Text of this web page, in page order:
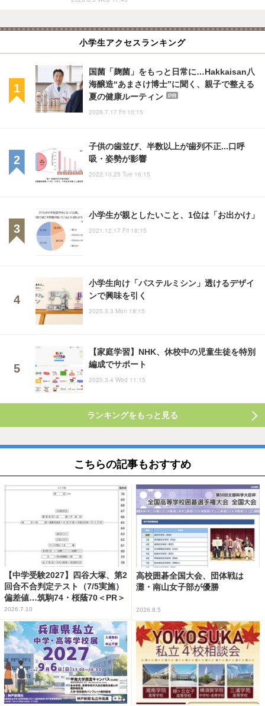
小学生アクセスランキング
国菌「麹菌」をもっと日常に…Hakkaisan八
海醸造“あまさけ博士”に聞く、親子で整える
夏の健康ルーティン
PR
2026.7.17 Fri 10:15
子供の歯並び、半数以上が歯列不正...口呼
吸・姿勢が影響
2022.10.25 Tue 16:15
小学生が親としたいこと、1位は「お出かけ」
2021.12.17 Fri 18:15
小学生向け「パステルミシン」透けるデザイ
ンで興味を引く
2025.3.3 Mon 18:15
【家庭学習】NHK、休校中の児童生徒を特別
編成でサポート
2020.3.4 Wed 11:15
ランキングをもっと見る
こちらの記事もおすすめ
【中学受験2027】四谷大塚、第2
回合不合判定テスト（7/5実施）
偏差値…筑駒74・桜蔭70＜PR＞
2026.7.10
高校囲碁全国大会、団体戦は
灘・南山女子部が優勝
2026.8.5